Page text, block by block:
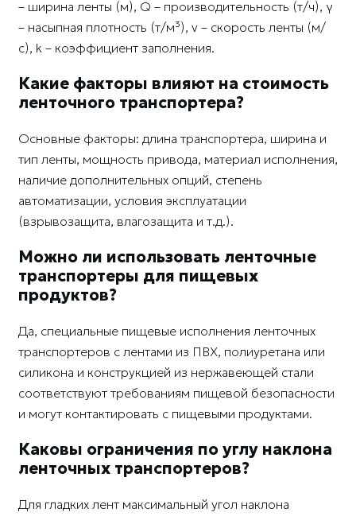
– ширина ленты (м), Q – производительность (т/ч), γ
– насыпная плотность (т/м³), v – скорость ленты (м/
с), k – коэффициент заполнения.
Какие факторы влияют на стоимость
ленточного транспортера?
Основные факторы: длина транспортера, ширина и
тип ленты, мощность привода, материал исполнения,
наличие дополнительных опций, степень
автоматизации, условия эксплуатации
(взрывозащита, влагозащита и т.д.).
Можно ли использовать ленточные
транспортеры для пищевых
продуктов?
Да, специальные пищевые исполнения ленточных
транспортеров с лентами из ПВХ, полиуретана или
силикона и конструкцией из нержавеющей стали
соответствуют требованиям пищевой безопасности
и могут контактировать с пищевыми продуктами.
Каковы ограничения по углу наклона
ленточных транспортеров?
Для гладких лент максимальный угол наклона